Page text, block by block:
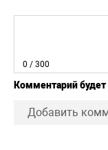
0 / 300
Комментарий
Добавить